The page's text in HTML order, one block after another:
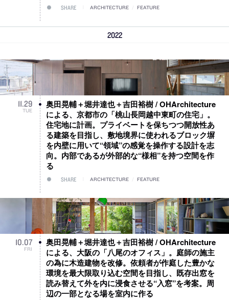
SHARE ARCHITECTURE FEATURE
2022
11.29
TUE
奥田晃輔＋堀井達也＋吉田裕樹 / OHArchitecture
による、京都市の「桃山長岡越中東町の住宅」。
住宅地に計画。プライベートを保ちつつ開放性あ
る建築を目指し、敷地境界に使われるブロック塀
を内壁に用いて“領域”の感覚を操作する設計を志
向。内部であるが外部的な“様相”を持つ空間を作
る
SHARE ARCHITECTURE FEATURE
10.07
FRI
奥田晃輔＋堀井達也＋吉田裕樹 / OHArchitecture
による、大阪の「八尾のオフィス」。庭師の施主
の為に木造建物を改修。依頼者が作庭した豊かな
環境を最大限取り込む空間を目指し、既存出窓を
読み替えて外を内に浸食させる“入窓”を考案。周
辺の一部となる場を室内に作る